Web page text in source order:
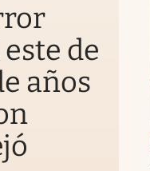
de
años